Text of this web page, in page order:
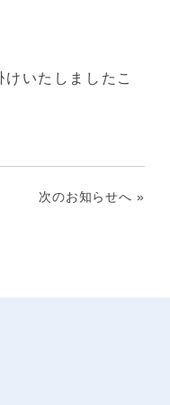
いたしましたこ
次のお知らせへ »